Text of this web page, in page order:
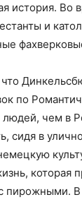
история.
и
по
чем в
сидя в
которая
пирожными. В